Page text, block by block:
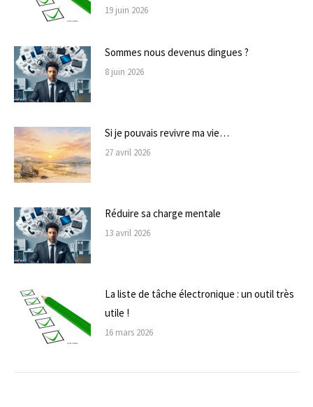
19 juin 2026
Sommes nous devenus dingues ?
8 juin 2026
Si je pouvais revivre ma vie…
27 avril 2026
Réduire sa charge mentale
13 avril 2026
La liste de tâche électronique : un outil très
utile !
16 mars 2026